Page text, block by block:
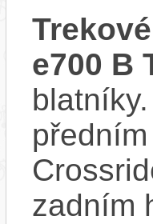
e700 B
zadním